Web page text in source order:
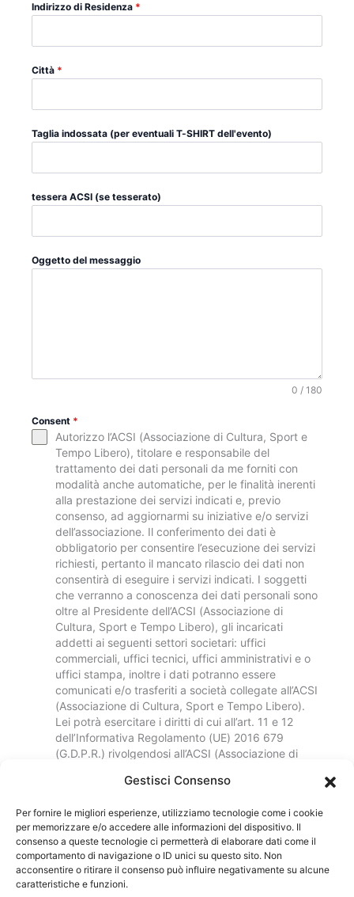
Gestisci Consenso
Per fornire le migliori esperienze, utilizziamo tecnologie come i cookie
per memorizzare e/o accedere alle informazioni del dispositivo. Il
consenso a queste tecnologie ci permetterà di elaborare dati come il
comportamento di navigazione o ID unici su questo sito. Non
acconsentire o ritirare il consenso può influire negativamente su alcune
caratteristiche e funzioni.
Indirizzo di Residenza *
Città *
Taglia indossata (per eventuali T-SHIRT dell'evento)
tessera ACSI (se tesserato)
Oggetto del messaggio
0 / 180
Consent *
Autorizzo l’ACSI (Associazione di Cultura, Sport e
Tempo Libero), titolare e responsabile del
trattamento dei dati personali da me forniti con
modalità anche automatiche, per le finalità inerenti
alla prestazione dei servizi indicati e, previo
consenso, ad aggiornarmi su iniziative e/o servizi
dell’associazione. Il conferimento dei dati è
obbligatorio per consentire l’esecuzione dei servizi
richiesti, pertanto il mancato rilascio dei dati non
consentirà di eseguire i servizi indicati. I soggetti
che verranno a conoscenza dei dati personali sono
oltre al Presidente dell’ACSI (Associazione di
Cultura, Sport e Tempo Libero), gli incaricati
addetti ai seguenti settori societari: uffici
commerciali, uffici tecnici, uffici amministrativi e o
uffici stampa, inoltre i dati potranno essere
comunicati e/o trasferiti a società collegate all’ACSI
(Associazione di Cultura, Sport e Tempo Libero).
Lei potrà esercitare i diritti di cui all’art. 11 e 12
dell’Informativa Regolamento (UE) 2016 679
(G.D.P.R.) rivolgendosi all’ACSI (Associazione di
alla via Montecatini, 5. Letto l’informativa, lei
dati sopra conferiti perle finalità sopra esposte.
(obbligatorio)
Invia